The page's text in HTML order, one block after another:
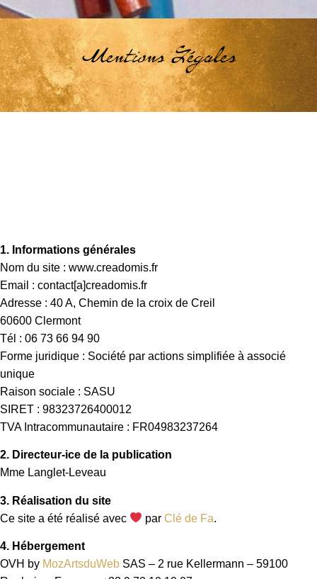
Mentions Légales
1. Informations générales
Nom du site : www.creadomis.fr
Email : contact[a]creadomis.fr
Adresse : 40 A, Chemin de la croix de Creil
60600 Clermont
Tél : 06 73 66 94 90
Forme juridique : Société par actions simplifiée à associé
unique
Raison sociale : SASU
SIRET : 98323726400012
TVA Intracommunautaire : FR04983237264
2. Directeur-ice de la publication
Mme Langlet-Leveau
3. Réalisation du site
Ce site a été réalisé avec
parClé de Fa.
4. Hébergement
OVH by MozArtsduWeb SAS – 2 rue Kellermann – 59100